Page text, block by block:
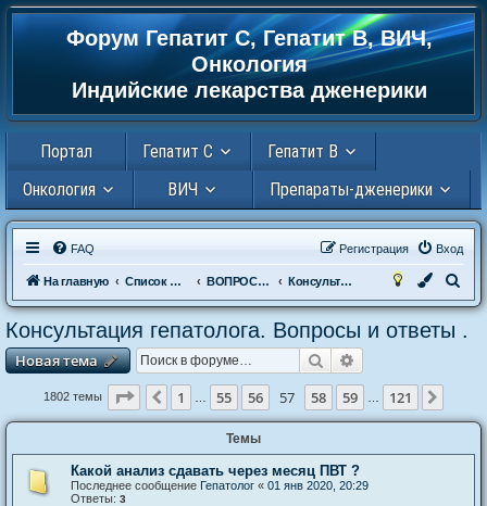
РегистрацияФорум Гепатит С, Гепатит В, ВИЧ,
Онкология
Индийские лекарства дженерики
Портал Гепатит С
Гепатит В
Онкология
ВИЧ Препараты-дженерики
FAQ Вход
Регистрация
На главную Список форумов ВОПРОСЫ К ДОКТОРУ Консультация гепатолога. Вопросы и ответы .
о
Консультация гепатолога. Вопросы и ответы .
Новая тема
Новаятема Поиск
1802 темы Страница 57из 121
Пред.
1 55 56 57 58 59 121
Темы
Какой анализ сдавать через месяц ПВТ ?
Последнее сообщение Гепатолог « 01 янв 2020, 20:29
Ответы: 3